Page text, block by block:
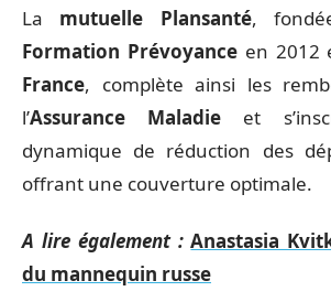
La mutuelle Plansanté,
Formation Prévoyanceen 2012
France, complète ainsi les
l’Assurance Maladie et
dynamique de réduction des
offrant une couverture optimale.
A lire également : Anastasia
du mannequin russe